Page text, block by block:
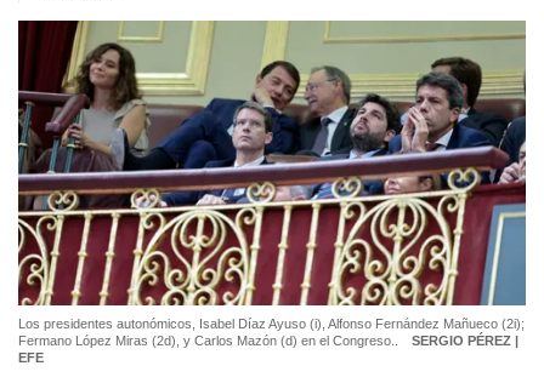
Los presidentes autonómicos, Isabel Díaz Ayuso (i), Alfonso Fernández Mañueco (2i);
Fermano López Miras (2d), y Carlos Mazón (d) en el Congreso..
SERGIO PÉREZ |
EFE